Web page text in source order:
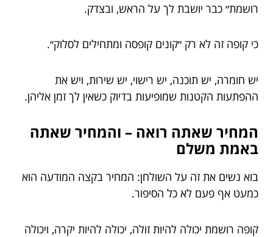
רושמת״ כבר יושבת לך על הראש, ובצדק.
כי קופה זה לא רק ״קונים קופסה ומתחילים לסלוק״.
יש חומרה, יש תוכנה, יש רישוי, יש שירות, ויש את
ההפתעות הקטנות שמופיעות בדיוק כשאין לך זמן אליהן.
המחיר שאתה רואה – והמחיר שאתה
באמת משלם
בוא נשים את זה על השולחן: המחיר בקצה המודעה הוא
כמעט אף פעם לא כל הסיפור.
קופה רושמת יכולה להיות זולה, יכולה להיות יקרה, ויכולה